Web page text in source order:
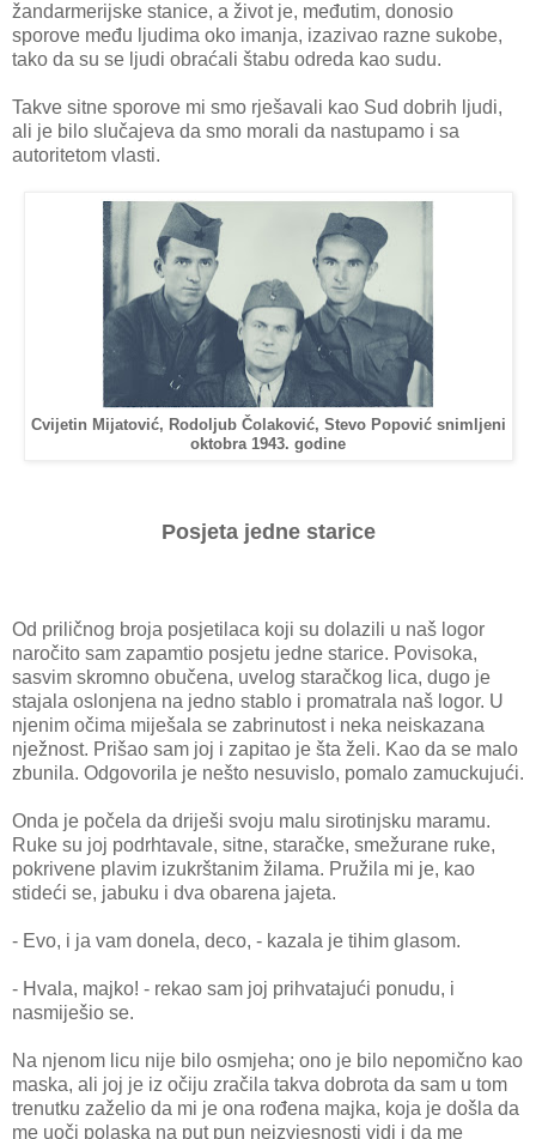
žandarmerijske stanice, a život je, međutim, donosio
sporove među ljudima oko imanja, izazivao razne sukobe,
tako da su se ljudi obraćali štabu odreda kao sudu.
Takve sitne sporove mi smo rješavali kao Sud dobrih ljudi,
ali je bilo slučajeva da smo morali da nastupamo i sa
autoritetom vlasti.
Cvijetin Mijatović, Rodoljub Čolaković, Stevo Popović snimljeni
oktobra 1943. godine
Posjeta jedne starice
Od priličnog broja posjetilaca koji su dolazili u naš logor
naročito sam zapamtio posjetu jedne starice. Povisoka,
sasvim skromno obučena, uvelog staračkog lica, dugo je
stajala oslonjena na jedno stablo i promatrala naš logor. U
njenim očima miješala se zabrinutost i neka neiskazana
nježnost. Prišao sam joj i zapitao je šta želi. Kao da se malo
zbunila. Odgovorila je nešto nesuvislo, pomalo zamuckujući.
Onda je počela da driješi svoju malu sirotinjsku maramu.
Ruke su joj podrhtavale, sitne, staračke, smežurane ruke,
pokrivene plavim izukrštanim žilama. Pružila mi je, kao
stideći se, jabuku i dva obarena jajeta.
- Evo, i ja vam donela, deco, - kazala je tihim glasom.
- Hvala, majko! - rekao sam joj prihvatajući ponudu, i
nasmiješio se.
Na njenom licu nije bilo osmjeha; ono je bilo nepomično kao
maska, ali joj je iz očiju zračila takva dobrota da sam u tom
trenutku zaželio da mi je ona rođena majka, koja je došla da
me uoči polaska na put pun neizvjesnosti vidi i da me